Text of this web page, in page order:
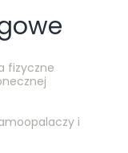
fizyczne
i